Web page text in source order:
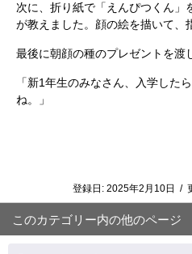
次に、折り紙で「えんぴつくん」
が教えました。顔の絵を描いて、
最後に朝顔の種のプレゼントを渡
「新1年生のみなさん、入学した
ね。」
登録日: 2025年2月10日 /
このカテゴリー内の他のページ